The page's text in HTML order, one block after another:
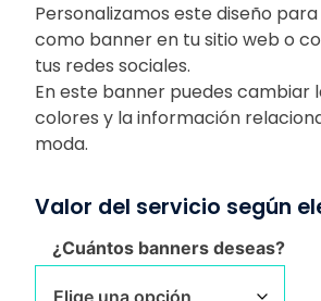
Personalizamos este diseño
como banner en tu sitio web o
tus redes sociales.
En este banner puedes cambiar
colores y la información
moda.
Valor del servicio según
¿Cuántos banners deseas?